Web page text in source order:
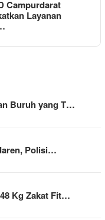
Campurdarat
Layanan
Buruh yang T…
Polisi…
Kg Zakat Fit…